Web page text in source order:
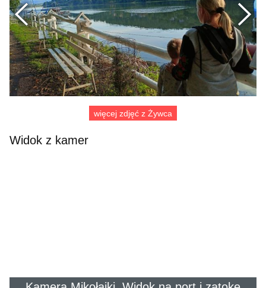
Poprzednie
więcej zdjęć z Żywca
Widok z kamer